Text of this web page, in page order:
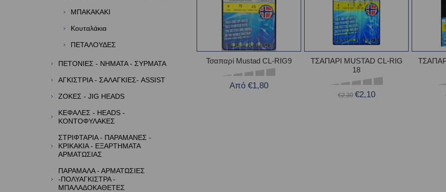
Τσαπαρί Mustad CL-RIG9
Από €1,80
ΤΣΑΠΑΡΙ MUSTAD CL-RIG
18
€2,30 €2,10
ΜΠΑΚΑΚΑΚΙ
Κουταλάκια
ΠΕΤΑΛΟΥΔΕΣ
ΠΕΤΟΝΙΕΣ - ΝΗΜΑΤΑ - ΣΥΡΜΑΤΑ
ΑΓΚΙΣΤΡΙΑ - ΣΑΛΑΓΚΙΕΣ- ASSIST
ΖΟΚΕΣ - JIG HEADS
ΚΕΦΑΛΕΣ - HEADS -
ΚΟΝΤΟΦΥΛΑΚΕΣ
ΣΤΡΙΦΤΑΡΙΑ - ΠΑΡΑΜΑΝΕΣ -
ΚΡΙΚΑΚΙΑ - ΕΞΑΡΤΗΜΑΤΑ
ΑΡΜΑΤΩΣΙΑΣ
ΠΑΡΑΜΑΛΑ - ΑΡΜΑΤΩΣΙΕΣ
-ΠΟΛΥΑΓΚΙΣΤΡΑ -
ΜΠΑΛΑΔΟΚΑΘΕΤΕΣ